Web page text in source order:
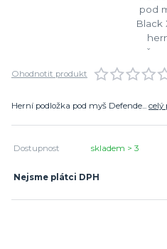
Ohodnotit produkt
Herní podložka pod myš Defende... celý
Dostupnost skladem > 3
Nejsme plátci DPH